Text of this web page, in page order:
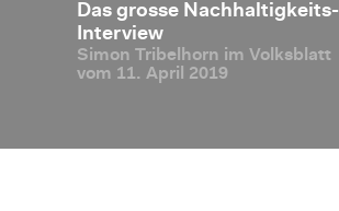
Das gros­se Nach­hal­tig­keits-
In­ter­view
Simon Tri­bel­horn im Volks­blatt
vom 11. April 2019